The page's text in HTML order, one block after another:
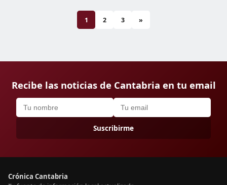
1 2 3 »
Recibe las noticias de Cantabria en tu email
Suscribirme
Crónica Cantabria